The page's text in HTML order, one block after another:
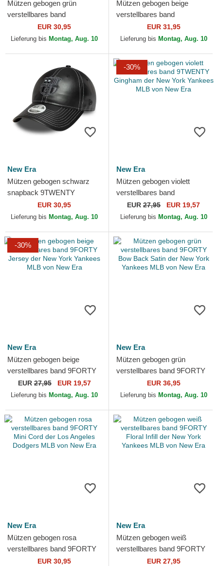
Mützen gebogen grün
verstellbares band
9TWENTY Midi Linen der
Los Angeles Dodgers MLB
EUR 30,95
Lieferung bis Montag, Aug. 10
Mützen gebogen beige
verstellbares band
9TWENTY Velour der New
York Yankees MLB von New
EUR 31,95
Lieferung bis Montag, Aug. 10
New Era
Mützen gebogen schwarz
snapback 9TWENTY
ajustable der FC Barcelona
LALIGA von New Era
EUR 30,95
Lieferung bis Montag, Aug. 10
-30%
New Era
Mützen gebogen violett
verstellbares band
9TWENTY Gingham der New
York Yankees MLB von New
EUR 27,95 EUR 19,57
Lieferung bis Montag, Aug. 10
-30%
New Era
Mützen gebogen beige
verstellbares band 9FORTY
Jersey der New York
Yankees MLB von New Era
EUR27,95 EUR 19,57
Lieferung bis Montag, Aug. 10
New Era
Mützen gebogen grün
verstellbares band 9FORTY
Bow Back Satin der New
York Yankees MLB von New
EUR 36,95
Lieferung bis Montag, Aug. 10
New Era
Mützen gebogen rosa
verstellbares band 9FORTY
Mini Cord der Los Angeles
EUR 30,95
New Era
Mützen gebogen weiß
verstellbares band 9FORTY
Floral Infill der New York
EUR 27,95